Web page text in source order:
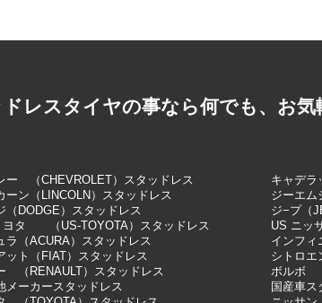
レスタイヤの事なら何でも、お
ー （CHEVROLET）スタッドレス
キャデラ
ーン（LINCOLN）スタッドレス
ジーエム
（DODGE）スタッドレス
ジ−プ（
ヨタ （US-TOYOTA）スタッドレス
US ニッ
ラ（ACURA）スタッドレス
インフィ
ット（FIAT）スタッドレス
シトロエ
（RENAULT）スタッドレス
ボルボ
メーカースタッドレス
国産車ス